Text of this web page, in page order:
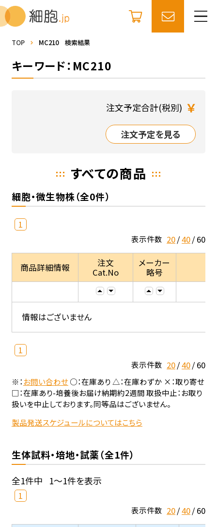
TOP MC210 検索結果
キーワード：MC210
注文予定合計(税別) ￥
注文予定を見る
すべての商品
細胞・微生物株（全0件）
1
表示件数 20 40 60
商品詳細情報
注文
Cat.No
メーカー
略号
情報はございません
1
表示件数 20 40 60
※：お問い合わせ○：在庫あり △：在庫わずか ×：取り寄せ
□：在庫あり-培養後お届け納期約2週間 取扱中止：お取り
扱いを中止しております。同等品はございません。
製品発送スケジュールについてはこちら
生体試料・培地・試薬（全1件）
全1件中 1～1件を表示
1
表示件数 20 40 60